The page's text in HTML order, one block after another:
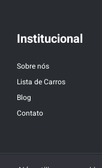
Institucional
Sobre nós
Lista de Carros
Blog
Contato